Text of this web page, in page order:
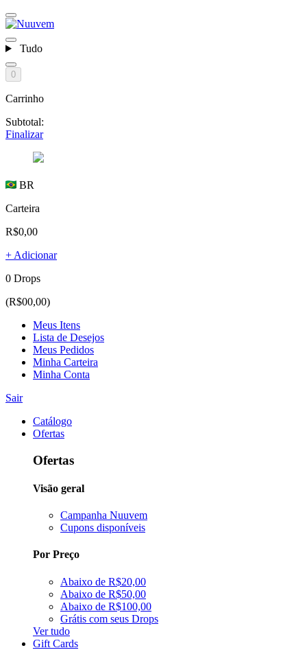
Tudo
0
Carrinho
Subtotal:
Finalizar
BR
Carteira
R$0,00
+ Adicionar
0 Drops
(R$00,00)
Meus Itens
Lista de Desejos
Meus Pedidos
Minha Carteira
Minha Conta
Sair
Catálogo
Ofertas
Ofertas
Visão geral
Campanha Nuuvem
Cupons disponíveis
Por Preço
Abaixo de R$20,00
Abaixo de R$50,00
Abaixo de R$100,00
Grátis com seus Drops
Ver tudo
Gift Cards